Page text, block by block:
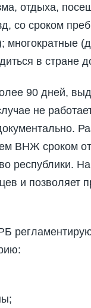
отдыха,
со сроком
в стране
90 дней,
не
ВНЖ сроком
республики.
и позволяет